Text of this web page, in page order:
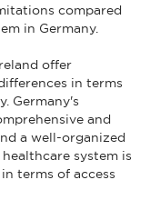
compared
in Germany.
offer
in terms
Germany's
and
a well-organized
system is
terms of access